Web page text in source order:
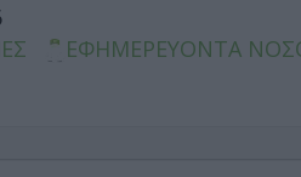
ΕΦΗΜΕΡΕΥΟΝΤΑ